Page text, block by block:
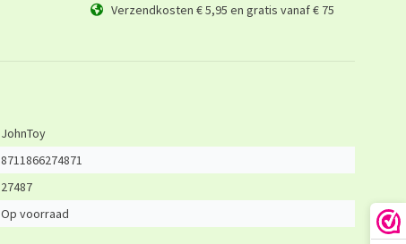
Verzendkosten € 5,95 en gratis vanaf € 75
JohnToy
8711866274871
27487
Op voorraad